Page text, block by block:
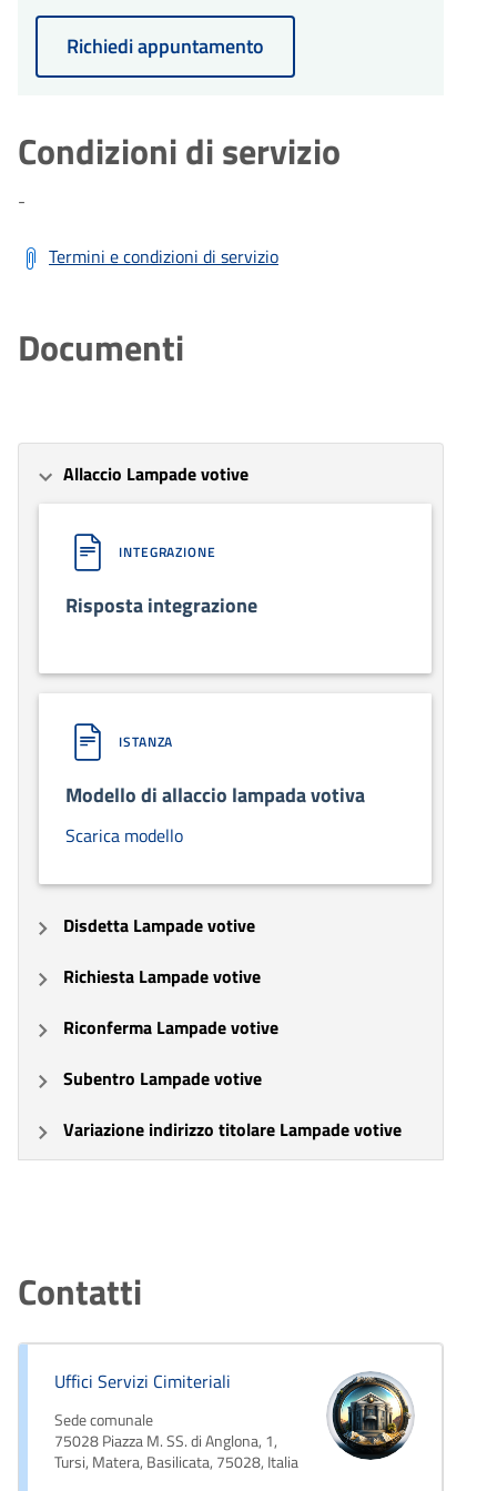
Richiedi appuntamento
Condizioni di servizio
-
Termini e condizioni di servizio
Documenti
Allaccio Lampade votive
INTEGRAZIONE
Risposta integrazione
ISTANZA
Modello di allaccio lampada votiva
Scarica modello
Disdetta Lampade votive
Richiesta Lampade votive
Riconferma Lampade votive
Subentro Lampade votive
Variazione indirizzo titolare Lampade votive
Contatti
Uffici Servizi Cimiteriali
Sede comunale
75028 Piazza M. SS. di Anglona, 1,
Tursi, Matera, Basilicata, 75028, Italia